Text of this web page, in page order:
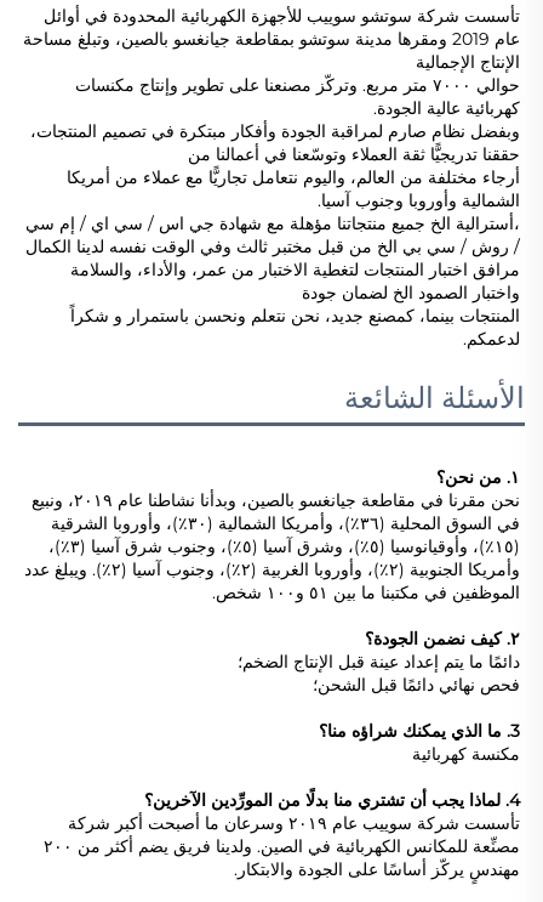
الإنتاج الإجمالية
كهربائية عالية الجودة.
حققنا تدريجيًّا ثقة العملاء وتوسّعنا في أعمالنا من
الشمالية وأوروبا وجنوب آسيا.
/ روش / سي بي الخ من قبل مختبر ثالث وفي الوقت نفسه لدينا الكمال
واختبار الصمود الخ لضمان جودة
المنتجات بينما، كمصنع جديد، نحن نتعلم ونحسن باستمرار و شكراً
لدعمكم.
الأسئلة الشائعة
١. من نحن؟
الموظفين في مكتبنا ما بين ٥١ و١٠٠ شخص.
٢. كيف نضمن الجودة؟
دائمًا ما يتم إعداد عينة قبل الإنتاج الضخم؛
فحص نهائي دائمًا قبل الشحن؛
3. ما الذي يمكنك شراؤه منا؟
مكنسة كهربائية
4. لماذا يجب أن تشتري منا بدلًا من المورِّدين الآخرين؟
مهندسٍ يركّز أساسًا على الجودة والابتكار.